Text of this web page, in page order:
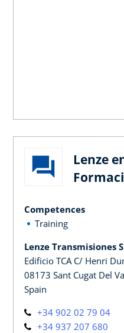
Lenze
Competences
Training
Lenze Transmisiones
Edificio TCA C/ Henri
08173 Sant Cugat Del
Spain
+34 902 02 79 04
+34 937 207 680